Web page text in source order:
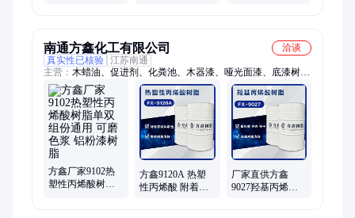
南通方鑫化工有限公司
洽谈
真实性已核验 江苏南通
主营： 木蜡油、促进剂、化粪池、木器漆、哑光面漆、底漆树
脂、透明底漆、烤漆树脂、镀膜面漆、净味底漆、双壁罐、阻燃
树脂、聚酯树脂、模压树脂、模特树脂、防火涂料、船艇树脂、
醇酸树脂、柔性树脂、腻子树脂、台盆树脂、拉挤树脂、木器涂
料、管道树脂、格栅树脂
方鑫厂家9102热
塑性丙烯酸树脂
方鑫9120A 热塑
性丙烯酸 附着力
厂家直供方鑫
9027羟基丙烯酸